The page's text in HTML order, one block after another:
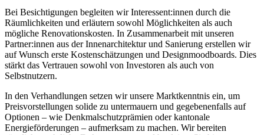
Bei Besichtigungen begleiten wir Interessent:innen durch die
Räumlichkeiten und erläutern sowohl Möglichkeiten als auch
mögliche Renovationskosten. In Zusammenarbeit mit unseren
Partner:innen aus der Innenarchitektur und Sanierung erstellen wir
auf Wunsch erste Kostenschätzungen und Designmoodboards. Dies
stärkt das Vertrauen sowohl von Investoren als auch von
Selbstnutzern.
In den Verhandlungen setzen wir unsere Marktkenntnis ein, um
Preisvorstellungen solide zu untermauern und gegebenenfalls auf
Optionen – wie Denkmalschutzprämien oder kantonale
Energieförderungen – aufmerksam zu machen. Wir bereiten